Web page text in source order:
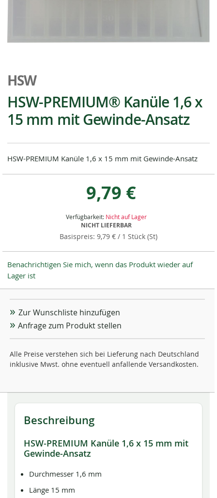
Anfang
der
Bildgalerie
springen
HSW
HSW-PREMIUM® Kanüle 1,6 x
15 mm mit Gewinde-Ansatz
HSW-PREMIUM Kanüle 1,6 x 15 mm mit Gewinde-Ansatz
9,79 €
9,79 € / 1 Stück (St)
Verfügbarkeit: Nicht auf Lager
NICHT LIEFERBAR
Benachrichtigen Sie mich, wenn das Produkt wieder auf
Lager ist
Zur Wunschliste hinzufügen
Anfrage zum Produkt stellen
Alle Preise verstehen sich bei Lieferung nach Deutschland
inklusive Mwst. ohne eventuell anfallende Versandkosten.
Beschreibung
HSW-PREMIUM Kanüle 1,6 x 15 mm mit
Gewinde-Ansatz
Durchmesser 1,6 mm
Länge 15 mm